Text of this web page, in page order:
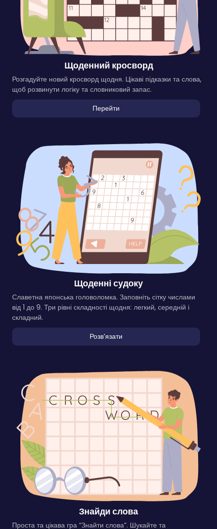
Щоденний кросворд
Розгадуйте новий кросворд щодня. Цікаві підказки та слова,
щоб розвинути логіку та словниковий запас.
Перейти
Щоденні судоку
Славетна японська головоломка. Заповніть сітку числами
від 1 до 9. Три рівні складності щодня: легкий, середній і
складний.
Розвʼязати
Знайди слова
Проста та цікава гра “Знайти слова”. Шукайте та